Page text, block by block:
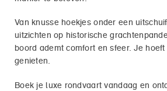
Van knusse hoekjes onder een
uitzichten op historische
boord ademt comfort en sfeer. Je
genieten.
Boek je luxe rondvaart vandaag en